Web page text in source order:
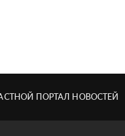
ПОРТАЛ НОВОСТЕЙ